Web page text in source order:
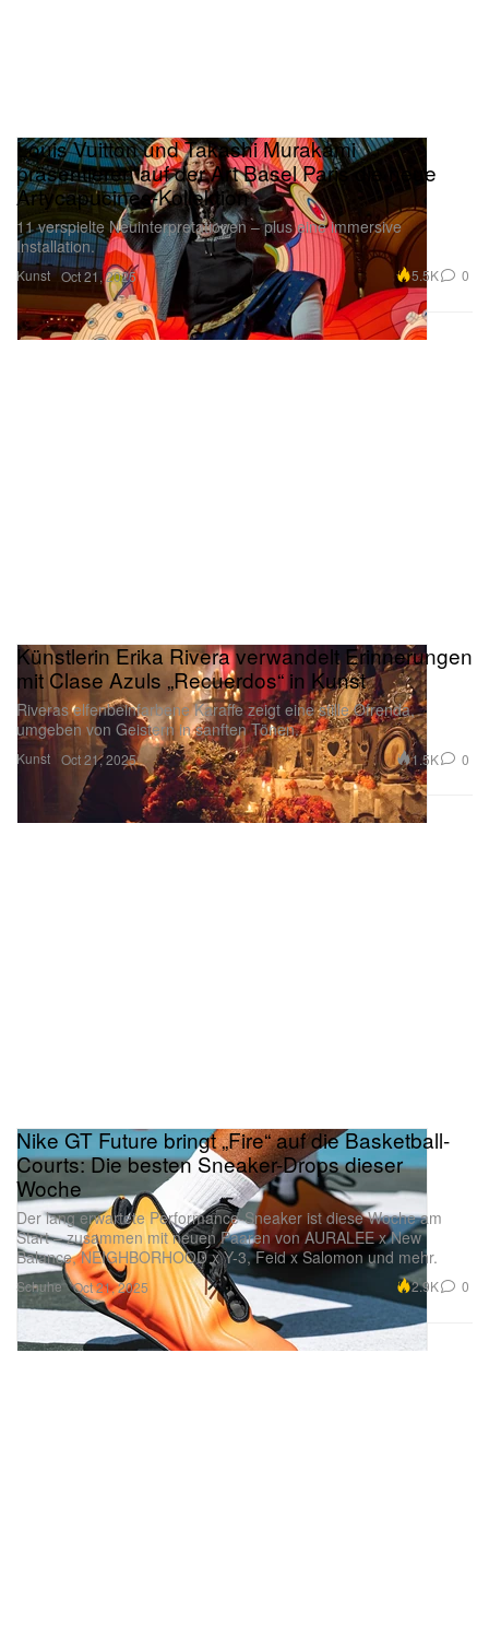
Kunst
Louis Vuitton und Takashi Murakami
präsentieren auf der Art Basel Paris die neue
Artycapucines-Kollektion
11 verspielte Neuinterpretationen – plus eine immersive
Installation.
Oct 21, 2025 5.5K 0
Kunst
Künstlerin Erika Rivera verwandelt Erinnerungen
mit Clase Azuls „Recuerdos“ in Kunst
Riveras elfenbeinfarbene Karaffe zeigt eine stille Ofrenda,
umgeben von Geistern in sanften Tönen.
Oct 21, 2025 1.5K 0
Schuhe
Nike GT Future bringt „Fire“ auf die Basketball-
Courts: Die besten Sneaker-Drops dieser
Woche
Der lang erwartete Performance-Sneaker ist diese Woche am
Start – zusammen mit neuen Paaren von AURALEE x New
Balance, NEIGHBORHOOD x Y-3, Feid x Salomon und mehr.
Oct 21, 2025 2.9K 0